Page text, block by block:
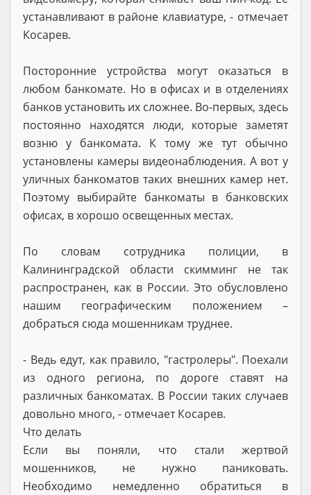
устанавливают в районе клавиатуре, - отмечает
Косарев.
Посторонние устройства могут оказаться в
любом банкомате. Но в офисах и в отделениях
банков установить их сложнее. Во-первых, здесь
постоянно находятся люди, которые заметят
возню у банкомата. К тому же тут обычно
установлены камеры видеонаблюдения. А вот у
уличных банкоматов таких внешних камер нет.
Поэтому выбирайте банкоматы в банковских
офисах, в хорошо освещенных местах.
По словам сотрудника полиции, в
Калининградской области скимминг не так
распространен, как в России. Это обусловлено
нашим географическим положением –
добраться сюда мошенникам труднее.
- Ведь едут, как правило, "гастролеры". Поехали
из одного региона, по дороге ставят на
различных банкоматах. В России таких случаев
довольно много, - отмечает Косарев.
Что делать
Если вы поняли, что стали жертвой
мошенников, не нужно паниковать.
Необходимо немедленно обратиться в